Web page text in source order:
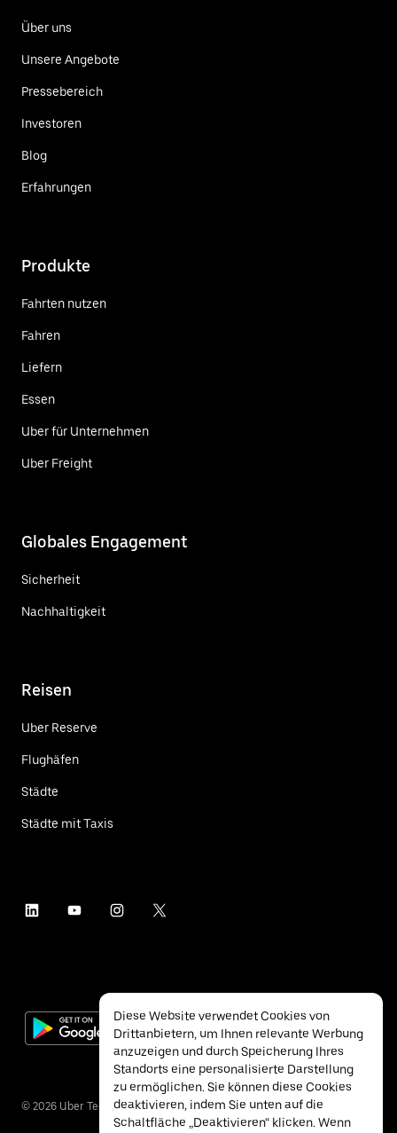
Über uns
Unsere Angebote
Pressebereich
Investoren
Blog
Erfahrungen
Produkte
Fahrten nutzen
Fahren
Liefern
Essen
Uber für Unternehmen
Uber Freight
Globales Engagement
Sicherheit
Nachhaltigkeit
Reisen
Uber Reserve
Flughäfen
Städte
Städte mit Taxis
© 2026 Uber Technologies Inc.
Diese Website verwendet Cookies von
Drittanbietern, um Ihnen relevante Werbung
anzuzeigen und durch Speicherung Ihres
Standorts eine personalisierte Darstellung
zu ermöglichen. Sie können diese Cookies
deaktivieren, indem Sie unten auf die
Schaltfläche „Deaktivieren“ klicken. Wenn